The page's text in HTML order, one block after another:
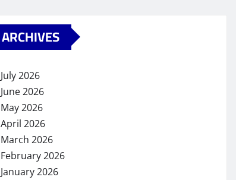
ARCHIVES
July 2026
June 2026
May 2026
April 2026
March 2026
February 2026
January 2026